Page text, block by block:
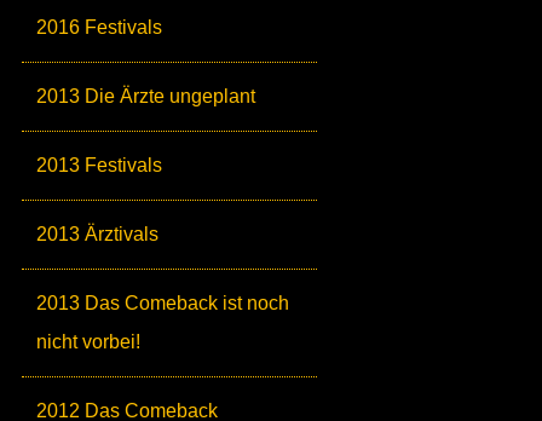
2016 Festivals
2013 Die Ärzte ungeplant
2013 Festivals
2013 Ärztivals
2013 Das Comeback ist noch
nicht vorbei!
2012 Das Comeback